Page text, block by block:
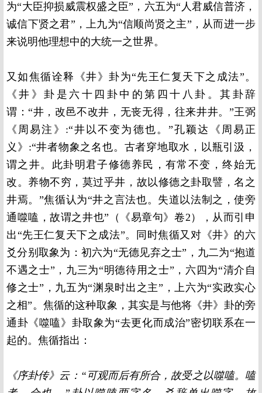
为“大臣抑损威震权盛之臣”，六五为“人君威信普济，
诚信下贤之君”，上九为“信顺尚贤之主”，从而进一步
来说明他理想中的大统一之世界。
又如焦循诠释《井》卦为“先王仁复天下之成法”。
《井》卦是六十四卦中的第四十八卦。其卦辞
谓：“井，改邑不改井，无丧无得，往来井井。”王弼
《周易注》:“井以不变为德也。”孔颖达《周易正
义》:“井者物象之名也。古者穿地取水，以瓶引汲，
谓之井。此卦明君子修德养民，有常不变，终始无
改。养物不穷，莫过乎井，故以修德之卦取譬，名之
井焉。”焦循认为“井之言法也。失道以法制之，使旁
通噬嗑，故谓之井也”（《易章句》卷2），从而引申
出“先王仁复天下之成法”。同时焦循又对《井》的六
爻分别取象为：初六为“无德见弃之士”，九二为“抱道
不遇之士”，九三为“明德待用之士”，六四为“清介自
修之士”，九五为“渊泉时出之主”，上六为“实政实心
之相”。焦循的这种取象，其实是与他将《井》卦的旁
通卦《噬嗑》卦取象为“去更化而成治”密切联系在一
起的。焦循指出：
《序卦传》云：“可观而后有所合，故受之以噬嗑。嗑